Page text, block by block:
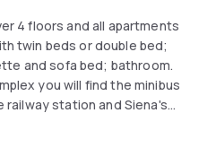
4 floors and all apartments
twin beds or double bed;
and sofa bed; bathroom.
you will find the minibus
station and Siena's